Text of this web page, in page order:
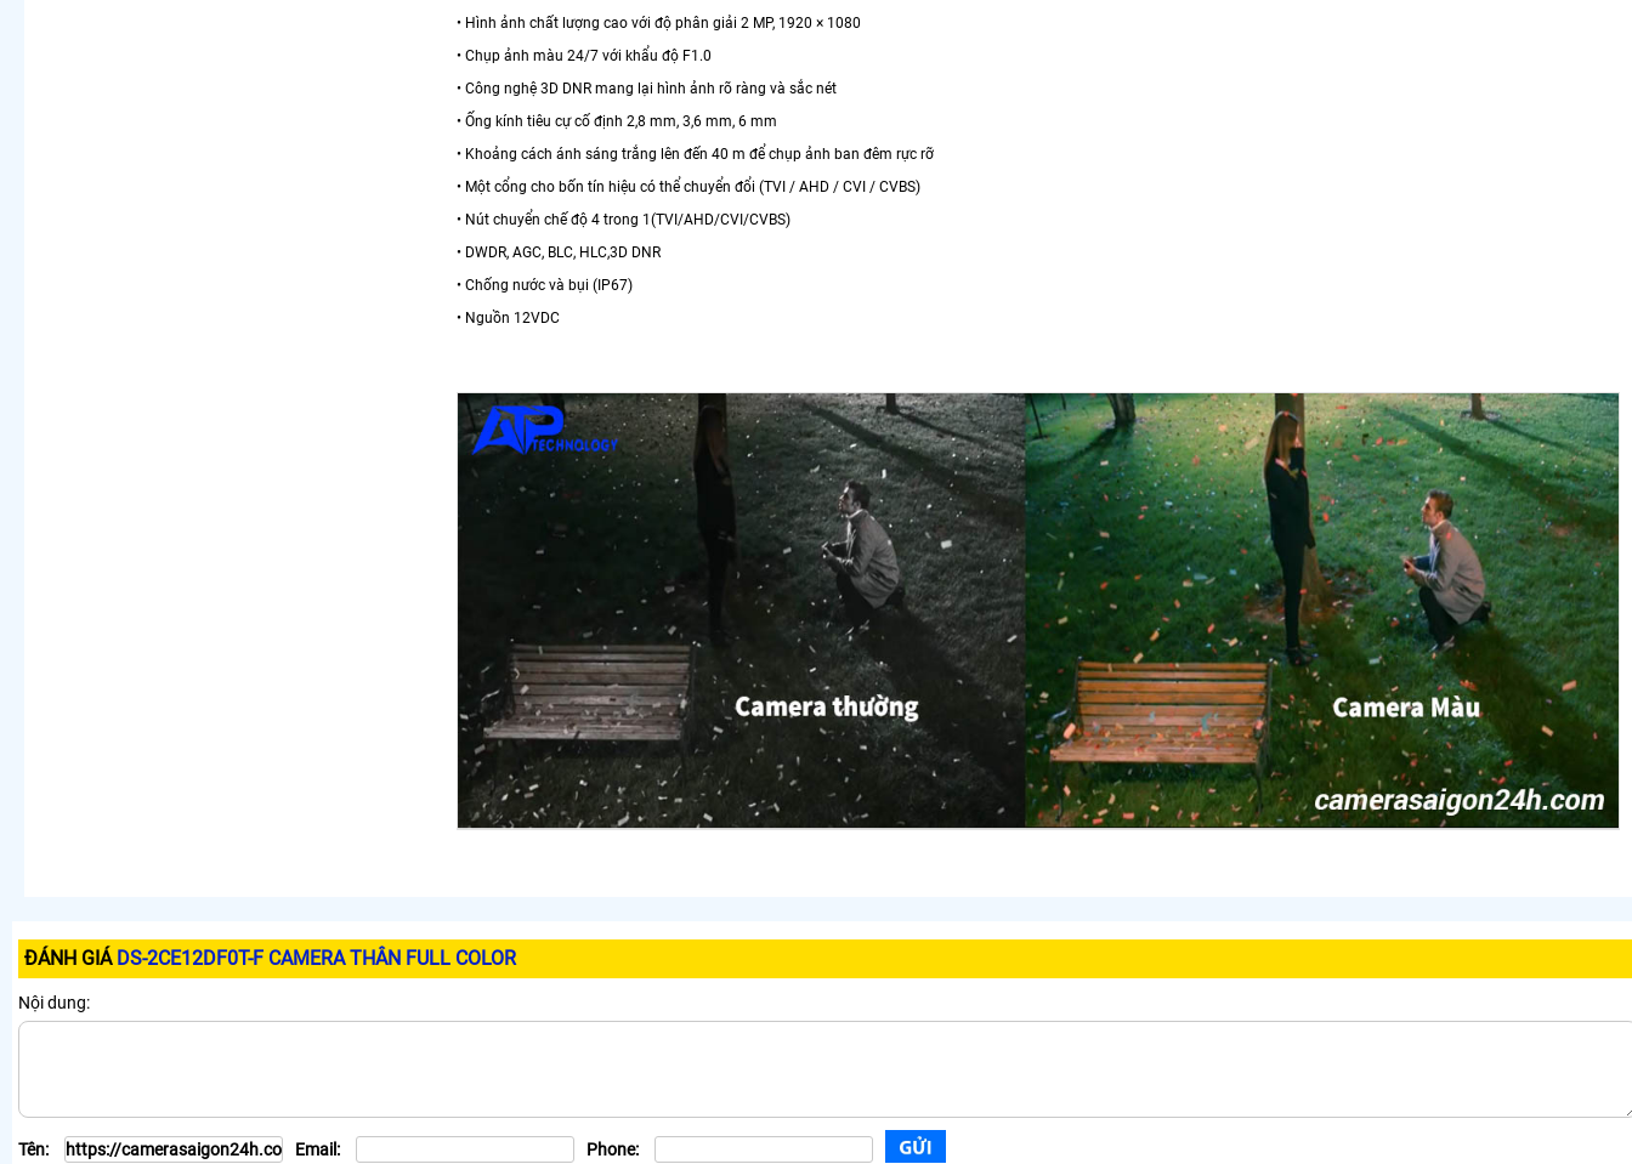
• Hình ảnh chất lượng cao với độ phân giải 2 MP, 1920 × 1080
• Chụp ảnh màu 24/7 với khẩu độ F1.0
• Công nghệ 3D DNR mang lại hình ảnh rõ ràng và sắc nét
• Ống kính tiêu cự cố định 2,8 mm, 3,6 mm, 6 mm
• Khoảng cách ánh sáng trắng lên đến 40 m để chụp ảnh ban đêm rực rỡ
• Một cổng cho bốn tín hiệu có thể chuyển đổi (TVI / AHD / CVI / CVBS)
• Nút chuyển chế độ 4 trong 1(TVI/AHD/CVI/CVBS)
• DWDR, AGC, BLC, HLC,3D DNR
• Chống nước và bụi (IP67)
• Nguồn 12VDC
ĐÁNH GIÁ DS-2CE12DF0T-F CAMERA THÂN FULL COLOR
Nội dung:
Tên: Email: Phone: